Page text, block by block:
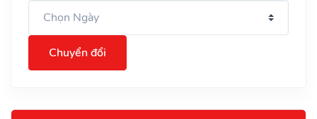
Chuyển đổi